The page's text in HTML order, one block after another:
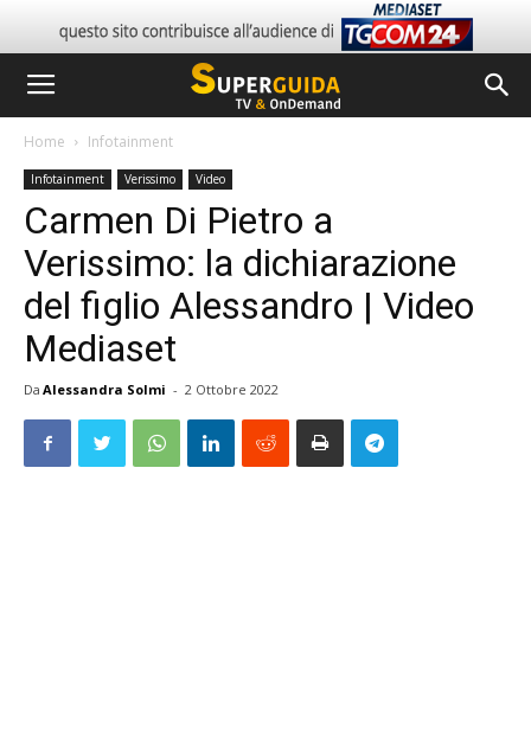
Home Infotainment
Infotainment Verissimo Video
Carmen Di Pietro a
Verissimo: la dichiarazione
del figlio Alessandro | Video
Mediaset
Da Alessandra Solmi - 2 Ottobre 2022